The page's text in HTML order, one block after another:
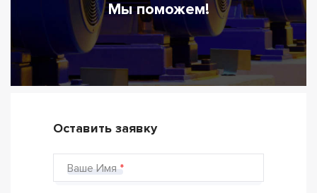
Мы поможем!
Оставить заявку
Ваше Имя